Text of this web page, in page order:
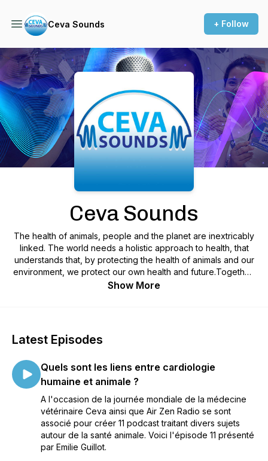
Ceva Sounds + Follow
Podcast Background Image
Ceva Sounds
The health of animals, people and the planet are inextricably
linked. The world needs a holistic approach to health, that
understands that, by protecting the health of animals and our
environment, we protect our own health and future.Together,
beyond animal health recognises the benefit that animals
Show More
Latest Episodes
Quels sont les liens entre cardiologie
humaine et animale ?
A l'occasion de la journée mondiale de la médecine
vétérinaire Ceva ainsi que Air Zen Radio se sont
associé pour créer 11 podcast traitant divers sujets
autour de la santé animale. Voici l'épisode 11 présenté
par Emilie Guillot.